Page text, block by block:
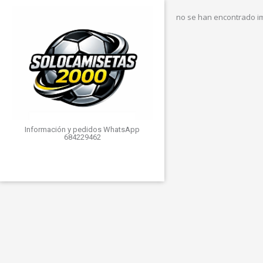
Información y pedidos WhatsApp
684229462
no se han encontrado